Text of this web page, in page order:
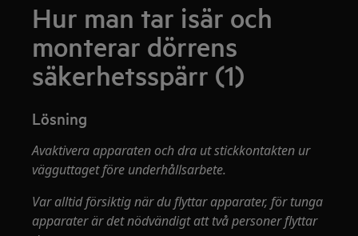
Hur man tar isär och
monterar dörrens
säkerhetsspärr (1)
Lösning
Avaktivera apparaten och dra ut stickkontakten ur
vägguttaget före underhållsarbete.
Var alltid försiktig när du flyttar apparater, för tunga
apparater är det nödvändigt att två personer flyttar